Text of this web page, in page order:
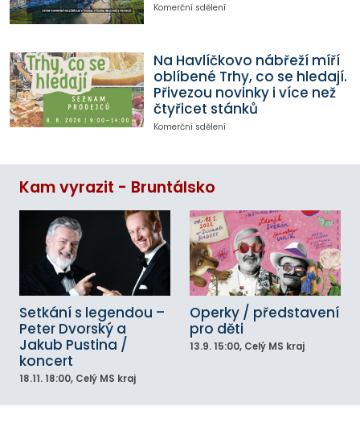
Komerční sdělení
Na Havlíčkovo nábřeží míří
oblíbené Trhy, co se hledají.
Přivezou novinky i více než
čtyřicet stánků
Komerční sdělení
Kam vyrazit - Bruntálsko
Setkání s legendou –
Peter Dvorský a
Jakub Pustina /
koncert
18.11. 18:00, Celý MS kraj
Operky / představení
pro děti
13.9. 15:00, Celý MS kraj